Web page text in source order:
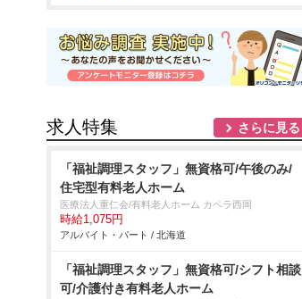
求人特集 さらに見る
「福祉調理スタッフ」無資格可/午後のみ/
住宅型有料老人ホーム
医療法人重仁会/有料老人ホーム カペラ西岡
時給1,075円
アルバイト・パート / 北海道
「福祉調理スタッフ」無資格可/シフト相談
可/介護付き有料老人ホーム